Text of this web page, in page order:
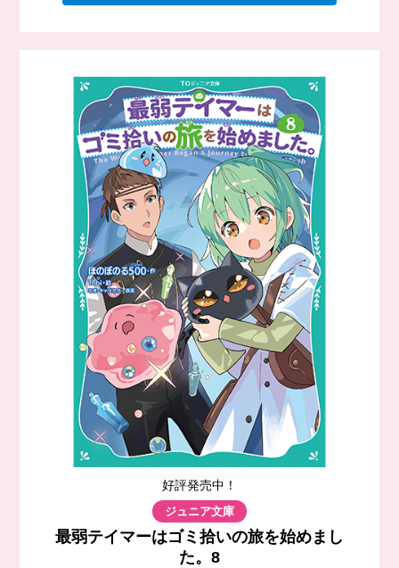
好評発売中！
ジュニア文庫
最弱テイマーはゴミ拾いの旅を始めまし
た。8